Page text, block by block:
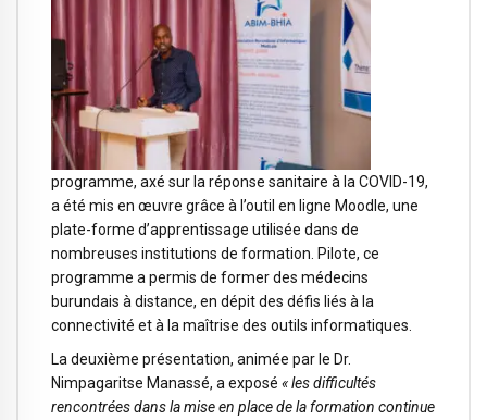
programme, axé sur la réponse sanitaire à la COVID-19,
a été mis en œuvre grâce à l’outil en ligne Moodle, une
plate-forme d’apprentissage utilisée dans de
nombreuses institutions de formation. Pilote, ce
programme a permis de former des médecins
burundais à distance, en dépit des défis liés à la
connectivité et à la maîtrise des outils informatiques.
La deuxième présentation, animée par le Dr.
Nimpagaritse Manassé, a exposé «les difficultés
rencontrées dans la mise en place de la formation continue